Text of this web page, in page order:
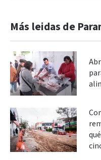
Más leidas de